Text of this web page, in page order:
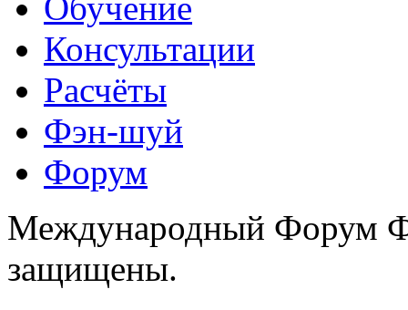
Консультации
Расчёты
Фэн-шуй
Форум
Международный Форум
защищены.